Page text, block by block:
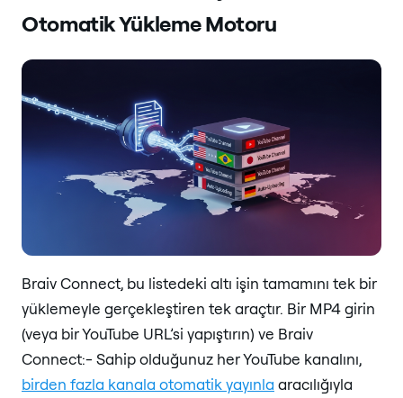
Otomatik Yükleme Motoru
Braiv Connect, bu listedeki altı işin tamamını tek bir
yüklemeyle gerçekleştiren tek araçtır. Bir MP4 girin
(veya bir YouTube URL’si yapıştırın) ve Braiv
Connect:- Sahip olduğunuz her YouTube kanalını,
birden fazla kanala otomatik yayınla aracılığıyla